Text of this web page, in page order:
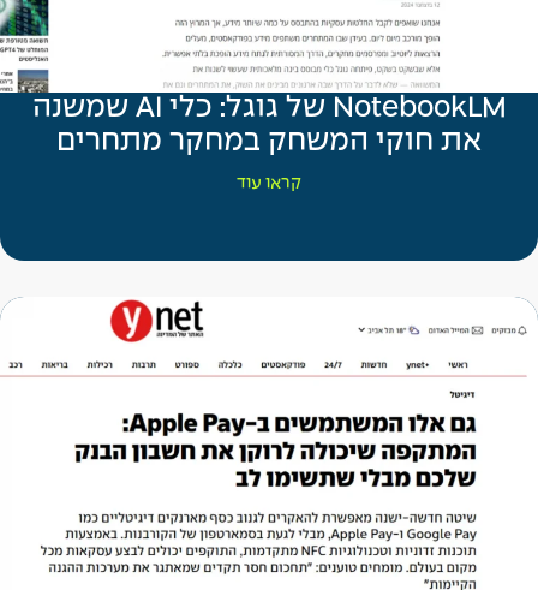
NotebookLM של גוגל: כלי AI שמשנה
את חוקי המשחק במחקר מתחרים
קראו עוד